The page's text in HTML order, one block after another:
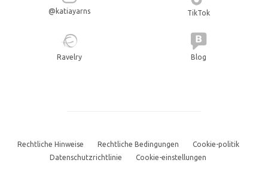
@katiayarns TikTok
Ravelry Blog
Rechtliche Hinweise Rechtliche Bedingungen
Cookie-politik
Datenschutzrichtlinie
Cookie-einstellungen